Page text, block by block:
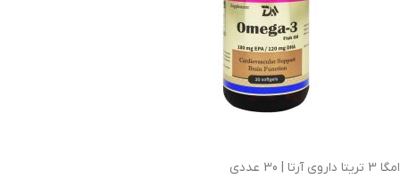
امگا 3 تریتا داروی آرتا | 30 عددی